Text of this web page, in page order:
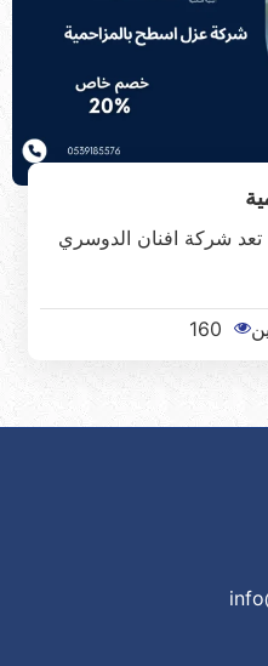
شركة افنان الدوسري
160